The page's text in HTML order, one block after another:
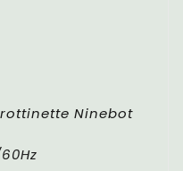
Ninebot